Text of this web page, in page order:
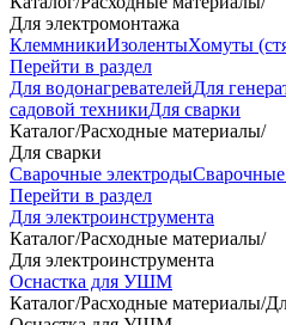
Для электромонтажа
КлеммникиИзолентыХомуты
Перейти в раздел
Для водонагревателейДля
садовой техникиДля сварки
Каталог/Расходные материалы/
Для сварки
Сварочные электроды
Перейти в раздел
Для электроинструмента
Каталог/Расходные материалы/
Для электроинструмента
Оснастка для УШМ
Каталог/Расходные материалы/